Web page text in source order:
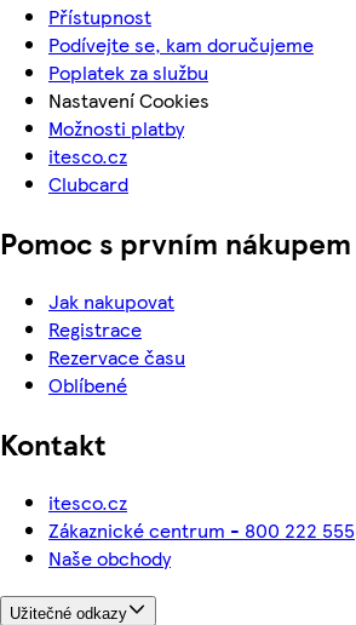
Přístupnost
Podívejte se, kam doručujeme
Poplatek za službu
Nastavení Cookies
Možnosti platby
itesco.cz
Clubcard
Pomoc s prvním nákupem
Jak nakupovat
Registrace
Rezervace času
Oblíbené
Kontakt
itesco.cz
Zákaznické centrum - 800 222 555
Naše obchody
Užitečné odkazy